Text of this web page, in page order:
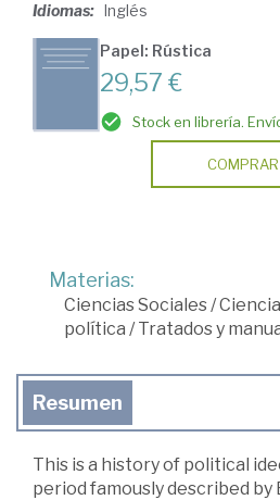
Idiomas: Inglés
Papel: Rústica
29,57 €
Stock en librería.
COMPRAR
Materias:
Ciencias Sociales/
política /Tratados y
Resumen
This is a history of political
period famously described by